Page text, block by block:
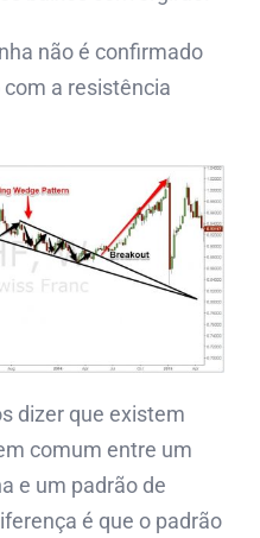
não é confirmado
a resistência
dizer que existem
comum entre um
e um padrão de
é que o padrão